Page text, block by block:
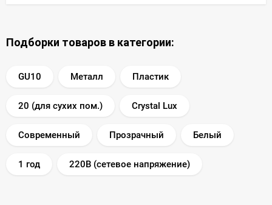
Подборки товаров в категории:
GU10 Металл Пластик
20 (для сухих пом.) Crystal Lux
Современный Прозрачный Белый
1 год 220В (сетевое напряжение)